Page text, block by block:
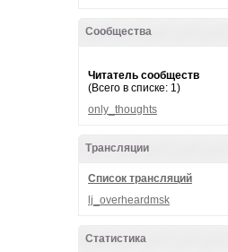
Сообщества
Читатель сообществ
(Всего в списке: 1)
only_thoughts
Трансляции
Список трансляций
lj_overheardmsk
Статистика